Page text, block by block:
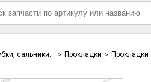
сальники... > Прокладки > Прокладки